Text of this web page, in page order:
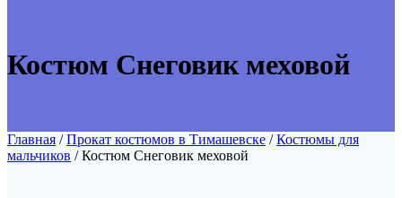
Костюм Снеговик меховой
Главная /Прокат костюмов в Тимашевске /Костюмы для
мальчиков / Костюм Снеговик меховой